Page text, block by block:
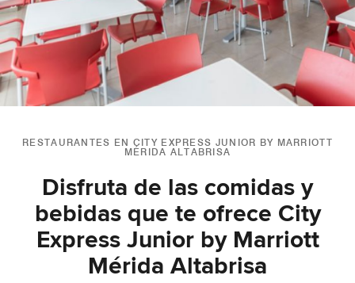
RESTAURANTES EN CITY EXPRESS JUNIOR BY MARRIOTT
MÉRIDA ALTABRISA
Disfruta de las comidas y
bebidas que te ofrece City
Express Junior by Marriott
Mérida Altabrisa